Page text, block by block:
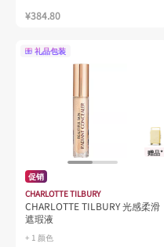
¥384.80
礼品包装
赠品*
促销
CHARLOTTE TILBURY
CHARLOTTE TILBURY 光感柔滑
遮瑕液
+ 1 颜色